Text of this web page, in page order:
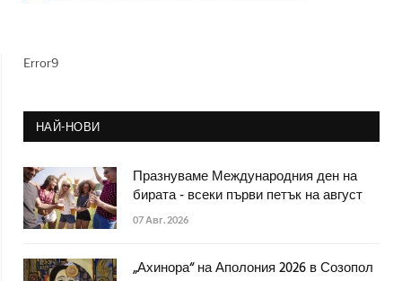
Error9
НАЙ-НОВИ
Празнуваме Международния ден на
бирата - всеки първи петък на август
07 Авг. 2026
„Ахинора“ на Аполония 2026 в Созопол